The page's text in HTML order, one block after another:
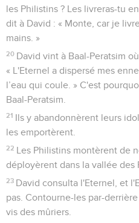
les Philistins ? Les livreras-tu
dit à David : « Monte, car je
mains. »
20 David vint à Baal-Peratsim
« L'Eternel a dispersé mes
l’eau qui coule. » C'est
Baal-Peratsim.
21 Ils y abandonnèrent leurs
les emportèrent.
22 Les Philistins montèrent de
déployèrent dans la vallée des
23 David consulta l'Eternel, et
pas. Contourne-les par-
vis des mûriers.